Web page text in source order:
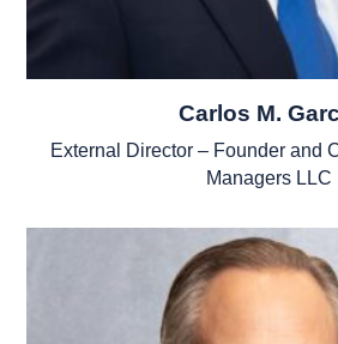
Carlos M.
External Director – Founder and
Managers LLC